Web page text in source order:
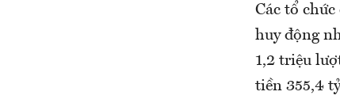
Các tổ
huy động
1,2 triệu
tiền 355,4